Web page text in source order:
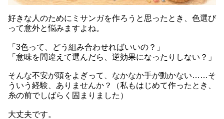
好きな人のためにミサンガを作ろうと思ったとき、色選び
って意外と悩みますよね。
「3色って、どう組み合わせればいいの？」
「意味を間違えて選んだら、逆効果になったりしない？」
そんな不安が頭をよぎって、なかなか手が動かない……そ
ういう経験、ありませんか？（私もはじめて作ったとき、
糸の前でしばらく固まりました）
大丈夫です。